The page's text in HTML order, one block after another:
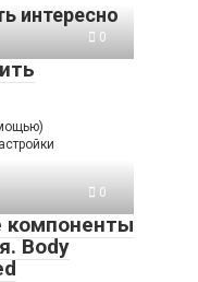
интересно
0
0
компоненты
Body